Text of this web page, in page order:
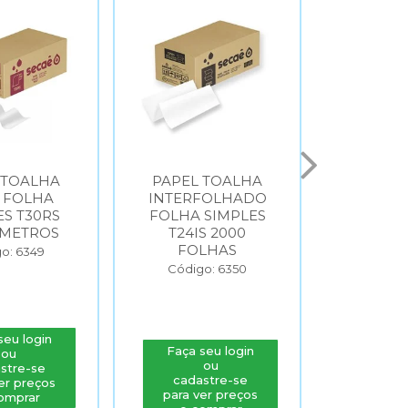
FOLHA
T30RS
6349
login
ou
se
preços
PAPEL TOALHA
INTERFOLHADO
FOLHA SIMPLES
T24IS 2000
FOLHAS
Código: 6350
Faça seu login
ou
cadastre-se
para ver preços